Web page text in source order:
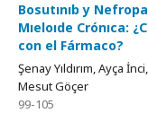
Bosutınıb y
Mıeloıde Crónıca:
con el Fármaco?
Şenay Yıldırım, Ayça
Mesut Göçer
99-105